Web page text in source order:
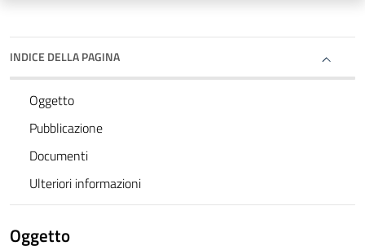
INDICE DELLA PAGINA
Oggetto
Pubblicazione
Documenti
Ulteriori informazioni
Oggetto